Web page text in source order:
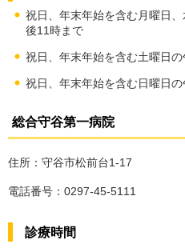
祝日、年末年始を含む月曜日
後11時まで
祝日、年末年始を含む土曜日
祝日、年末年始を含む日曜日
総合守谷第一病院
住所：守谷市松前台1-17
電話番号：0297-45-5111
診療時間